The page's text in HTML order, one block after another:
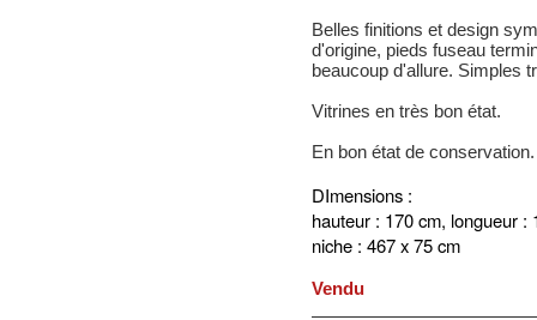
Belles finitions et design
d'origine, pieds fuseau
beaucoup d'allure. Simples
Vitrines en très bon état.
En bon état de conservation.
DImensions :
hauteur : 170 cm, longueur :
niche : 467 x 75 cm
Vendu